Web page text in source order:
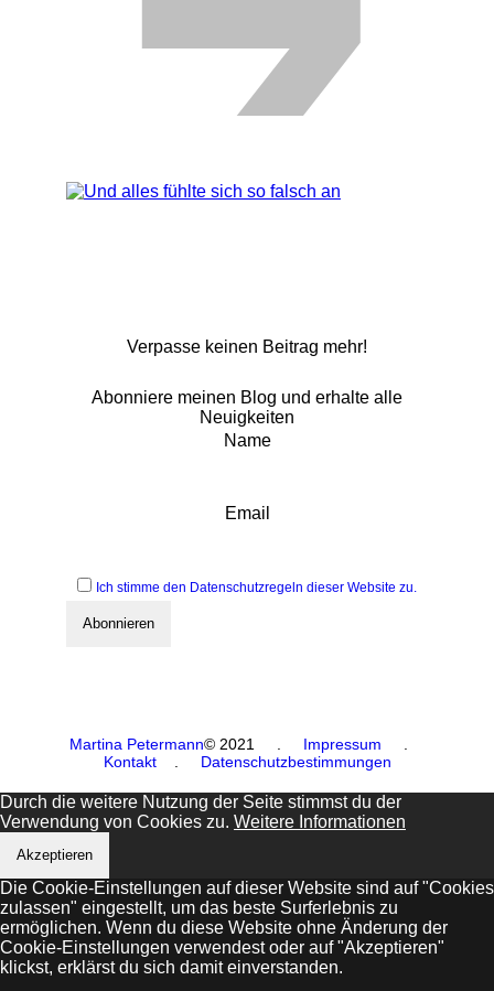
Verpasse keinen Beitrag mehr!
Abonniere meinen Blog und erhalte alle
Neuigkeiten
Name
Email
Ich stimme den Datenschutzregeln dieser Website zu.
Martina Petermann© 2021 Impressum
Kontakt
Datenschutzbestimmungen
Durch die weitere Nutzung der Seite stimmst du der
Verwendung von Cookies zu. Weitere Informationen
Akzeptieren
Die Cookie-Einstellungen auf dieser Website sind auf "Cookies
zulassen" eingestellt, um das beste Surferlebnis zu
ermöglichen. Wenn du diese Website ohne Änderung der
Cookie-Einstellungen verwendest oder auf "Akzeptieren"
klickst, erklärst du sich damit einverstanden.